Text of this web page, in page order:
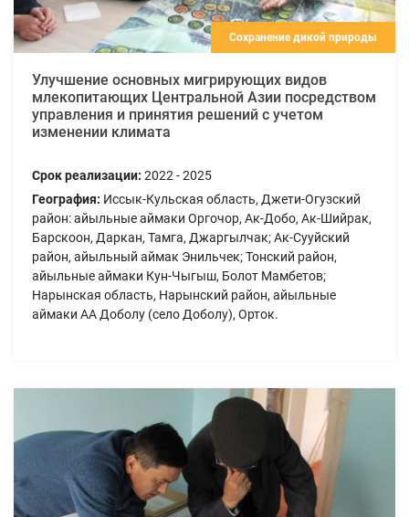
Сохранение дикой природы
Улучшение основных мигрирующих видов
млекопитающих Центральной Азии посредством
управления и принятия решений с учетом
изменении климата
Срок реализации: 2022 - 2025
География: Иссык-Кульская область, Джети-Огузский
район: айыльные аймаки Оргочор, Ак-Добо, Ак-Шийрак,
Барскоон, Даркан, Тамга, Джаргылчак; Ак-Сууйский
район, айыльный аймак Энильчек; Тонский район,
айыльные аймаки Кун-Чыгыш, Болот Мамбетов;
Нарынская область, Нарынский район, айыльные
аймаки АА Доболу (село Доболу), Орток.